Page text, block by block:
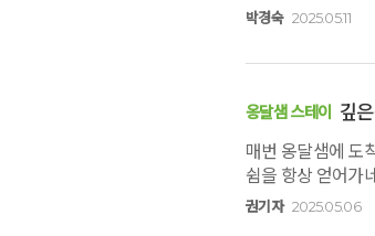
딸과 함께 깊은산
더깊게 생각해보
딸의 삶이 이전의
좋은 기운을 얻어
박경숙 2025.05.11
옹달샘 스테이 깊
매번 옹달샘에 도
쉼을 항상 얻어가
합니다.. 언제는
권기자 2025.05.06